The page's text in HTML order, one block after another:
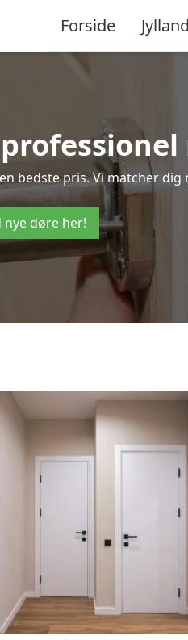
Forside Jylland
bedste pris. Vi matcher
nye døre her!